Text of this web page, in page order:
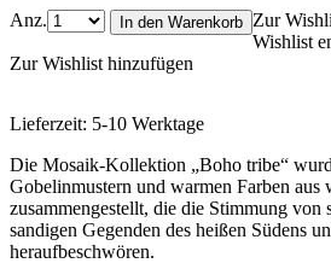
Anz. In den Warenkorb Zur
Wishlist
Zur Wishlist hinzufügen
Lieferzeit: 5-10 Werktage
Die Mosaik-Kollektion „Boho tribe“
Gobelinmustern und warmen Farben aus
zusammengestellt, die die Stimmung von
sandigen Gegenden des heißen Südens
heraufbeschwören.